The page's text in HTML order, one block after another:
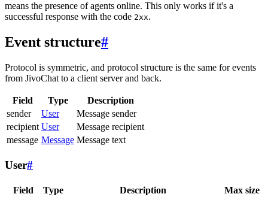
means the presence of agents online. This only works if it's a
successful response with the code 2xx.
Event structure#
Protocol is symmetric, and protocol structure is the same for events
from JivoChat to a client server and back.
Field Type
Description
sender
User
Message sender
recipient User
Message recipient
message Message Message text
User#
Field Type Description Max size